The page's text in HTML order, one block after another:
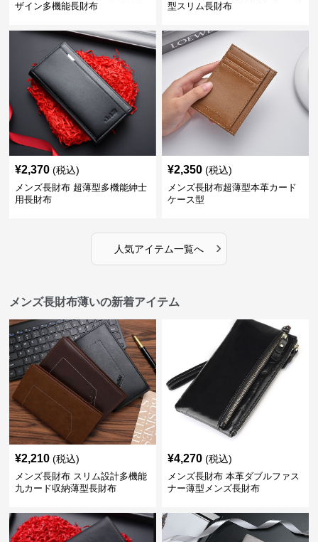
ザイン多機能長財布
型スリム長財布
¥2,370 (税込)
メンズ長財布 超薄型多機能紳士
用長財布
¥2,350 (税込)
メンズ長財布超薄型本革カード
ケース型
人気アイテム一覧へ ›
メンズ長財布薄いの新着アイテム
¥2,210 (税込)
メンズ長財布 スリム設計多機能
九カード収納薄型長財布
¥4,270 (税込)
メンズ長財布 本革ダブルファス
ナー薄型メンズ長財布